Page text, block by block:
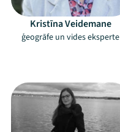
Kristīna Veidemane
ģeogrāfe un vides eksperte